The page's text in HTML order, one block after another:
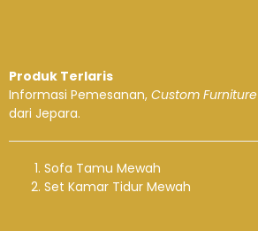
Produk Terlaris
Informasi Pemesanan, Custom Furniture
dari Jepara.
Sofa Tamu Mewah
Set Kamar Tidur Mewah